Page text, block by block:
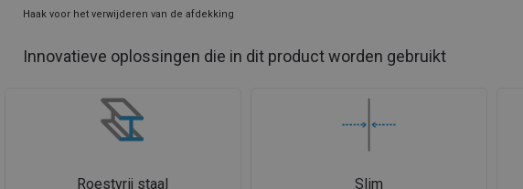
Haak voor het verwijderen van de afdekking
Innovatieve oplossingen die in dit product worden gebruikt
Roestvrij staal Slim